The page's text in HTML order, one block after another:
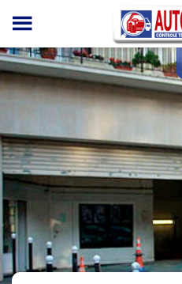
Panneau de gestion des cookies